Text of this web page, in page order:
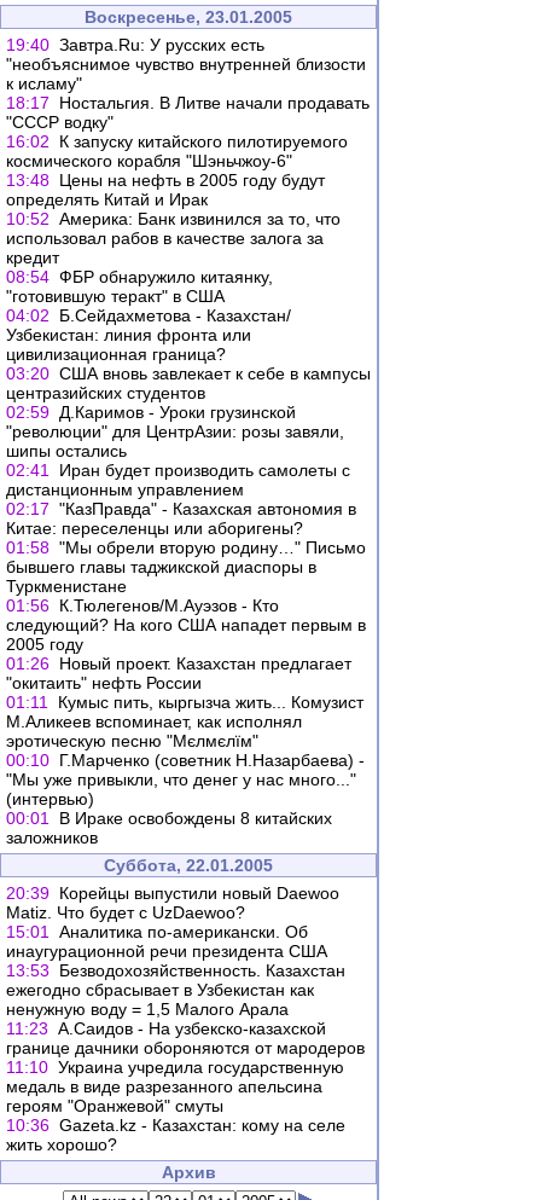
Воскресенье, 23.01.2005
19:40 Завтра.Ru: У русских есть
"необъяснимое чувство внутренней близости
к исламу"
18:17
Ностальгия. В Литве начали продавать
"СССР водку"
16:02
К запуску китайского пилотируемого
космического корабля "Шэньчжоу-6"
13:48 Цены на нефть в 2005 году будут
определять Китай и Ирак
10:52 Америка: Банк извинился за то, что
использовал рабов в качестве залога за
кредит
08:54 ФБР обнаружило китаянку,
"готовившую теракт" в США
04:02
Б.Сейдахметова - Казахстан/
Узбекистан: линия фронта или
цивилизационная граница?
03:20 США вновь завлекает к себе в кампусы
центразийских студентов
02:59 Д.Каримов - Уроки грузинской
"революции" для ЦентрАзии: розы завяли,
шипы остались
02:41
Иран будет производить самолеты с
дистанционным управлением
02:17 "КазПравда" - Казахская автономия в
Китае: переселенцы или аборигены?
01:58 "Мы обрели вторую родину…" Письмо
бывшего главы таджикской диаспоры в
Туркменистане
01:56 К.Тюлегенов/М.Ауэзов - Кто
следующий? На кого США нападет первым в
2005 году
01:26 Новый проект. Казахстан предлагает
"окитаить" нефть России
01:11
Кумыс пить, кыргызча жить... Комузист
М.Аликеев вспоминает, как исполнял
эротическую песню "Мєлмєлїм"
00:10 Г.Марченко (советник Н.Назарбаева) -
"Мы уже привыкли, что денег у нас много..."
(интервью)
00:01
В Ираке освобождены 8 китайских
заложников
Суббота, 22.01.2005
20:39 Корейцы выпустили новый Daewoo
Matiz. Что будет с UzDaewoo?
15:01
Аналитика по-американски. Об
инаугурационной речи президента США
13:53
Безводохозяйственность. Казахстан
ежегодно сбрасывает в Узбекистан как
ненужную воду = 1,5 Малого Арала
11:23 А.Саидов - На узбекско-казахской
границе дачники обороняются от мародеров
11:10 Украина учредила государственную
медаль в виде разрезанного апельсина
героям "Оранжевой" смуты
10:36 Gazeta.kz - Казахстан: кому на селе
жить хорошо?
Архив